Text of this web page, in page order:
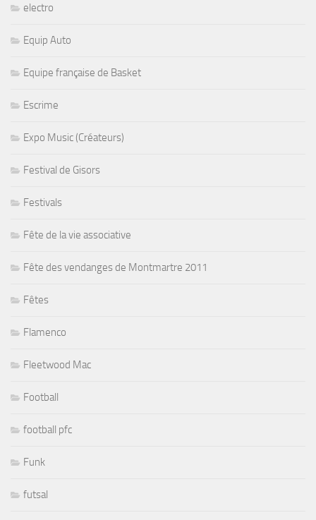
electro
Equip Auto
Equipe française de Basket
Escrime
Expo Music (Créateurs)
Festival de Gisors
Festivals
Fête de la vie associative
Fête des vendanges de Montmartre 2011
Fêtes
Flamenco
Fleetwood Mac
Football
football pfc
Funk
futsal